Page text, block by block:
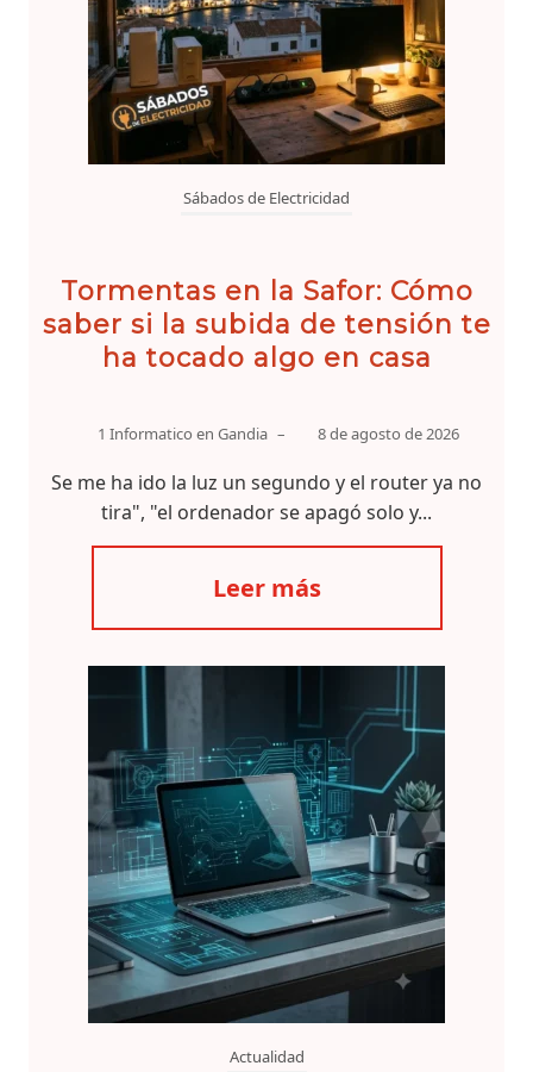
Sábados de Electricidad
Tormentas en la Safor: Cómo
saber si la subida de tensión te
ha tocado algo en casa
1 Informatico en Gandia – 8 de agosto de 2026
Se me ha ido la luz un segundo y el router ya no
tira", "el ordenador se apagó solo y...
Leer más
Actualidad